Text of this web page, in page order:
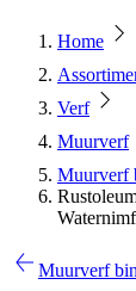
Home
Verf
Muurverf
Muurverf
Waternimf
Muurverf